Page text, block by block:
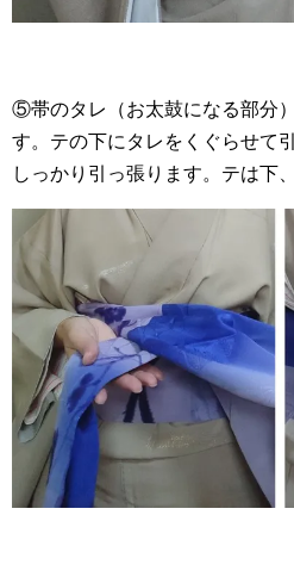
⑤帯のタレ（お太鼓になる部分
す。テの下にタレをくぐらせて
しっかり引っ張ります。テは下